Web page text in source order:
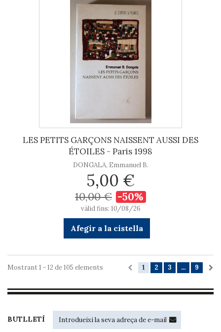
LES PETITS GARÇONS NAISSENT AUSSI DES
ÉTOILES - Paris 1998
DONGALA, Emmanuel B.
5,00 €
10,00 € -50%
vàlid fins: 10/08/26
Afegir a la cistella
1 2 3 ... 9
Mostrant 1 - 12 de 105 elements
BUTLLETÍ